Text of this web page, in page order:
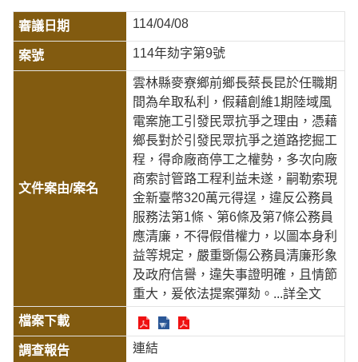
114/04/08
114年劾字第9號
雲林縣麥寮鄉前鄉長蔡長昆於任職期
間為牟取私利，假藉創維1期陸域風
電案施工引發民眾抗爭之理由，憑藉
鄉長對於引發民眾抗爭之道路挖掘工
程，得命廠商停工之權勢，多次向廠
商索討管路工程利益未遂，嗣勒索現
金新臺幣320萬元得逞，違反公務員
服務法第1條、第6條及第7條公務員
應清廉，不得假借權力，以圖本身利
益等規定，嚴重斲傷公務員清廉形象
及政府信譽，違失事證明確，且情節
重大，爰依法提案彈劾。 ...詳全文
連結